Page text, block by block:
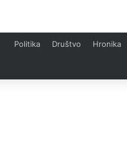
Politika Društvo Hronika